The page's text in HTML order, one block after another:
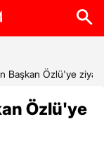
Başkan Özlü'ye
Özlü'ye